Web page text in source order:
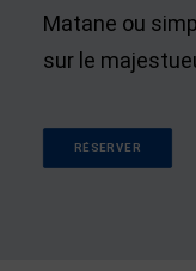
Matane ou
sur le
RÉSERVER